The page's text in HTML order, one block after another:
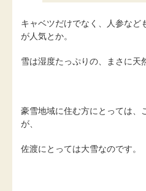
キャベツだけでなく、人参など
が人気とか。
雪は湿度たっぷりの、まさに天
豪雪地域に住む方にとっては、
が、
佐渡にとっては大雪なのです。